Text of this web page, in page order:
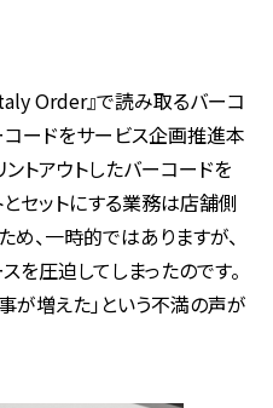
Order』で読み取るバーコ
ードをサービス企画推進本
ントアウトしたバーコードを
セットにする業務は店舗側
、一時的ではありますが、
を圧迫してしまったのです。
が増えた」という不満の声が